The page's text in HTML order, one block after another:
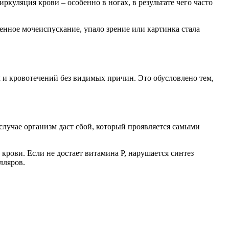
крови – особенно в ногах, в результате чего часто
мочеиспускание, упало зрение или картинка стала
и кровотечений без видимых причин. Это обусловлено тем,
организм даст сбой, который проявляется самыми
Если не достает витамина Р, нарушается синтез